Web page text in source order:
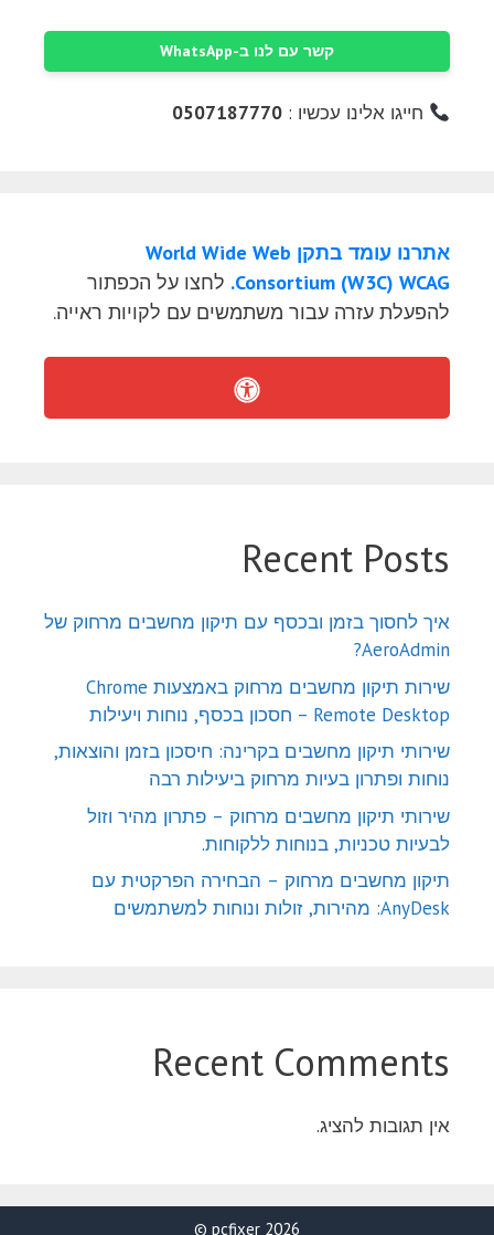
קשר עם לנו ב-WhatsApp
חייגו אלינו עכשיו :0507187770
אתרנו עומד בתקן World Wide Web
Consortium (W3C) WCAG. לחצו על הכפתור
להפעלת עזרה עבור משתמשים עם לקויות ראייה.
Recent Posts
איך לחסוך בזמן ובכסף עם תיקון מחשבים מרחוק של
AeroAdmin?
שירות תיקון מחשבים מרחוק באמצעות Chrome
Remote Desktop – חסכון בכסף, נוחות ויעילות
שירותי תיקון מחשבים בקרינה: חיסכון בזמן והוצאות,
נוחות ופתרון בעיות מרחוק ביעילות רבה
שירותי תיקון מחשבים מרחוק – פתרון מהיר וזול
לבעיות טכניות, בנוחות ללקוחות.
תיקון מחשבים מרחוק – הבחירה הפרקטית עם
AnyDesk: מהירות, זולות ונוחות למשתמשים
Recent Comments
אין תגובות להציג.
2026 pcfixer ©